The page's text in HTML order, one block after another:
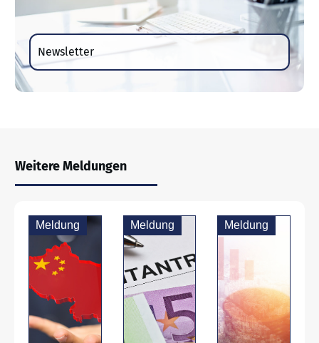
Newsletter
Weitere Meldungen
Meldung Meldung Meldung